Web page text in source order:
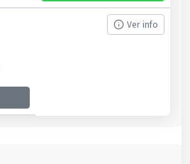
Ver info